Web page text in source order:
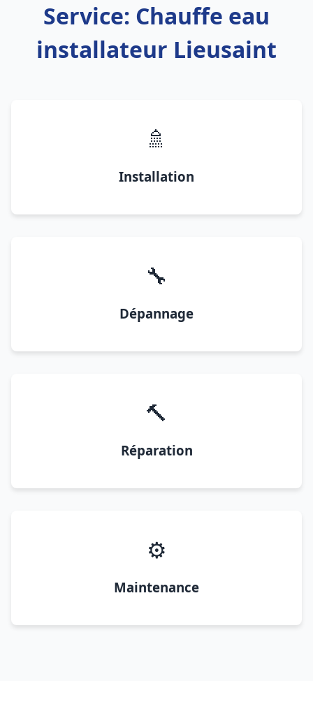
Service: Chauffe eau
installateur Lieusaint
🚿
Installation
🔧
Dépannage
🔨
Réparation
⚙️
Maintenance